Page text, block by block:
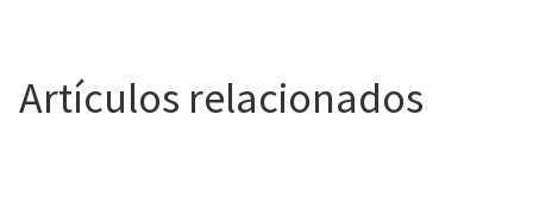
Artículos relacionados